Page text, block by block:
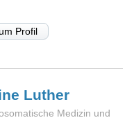
Profil
Luther
Medizin und